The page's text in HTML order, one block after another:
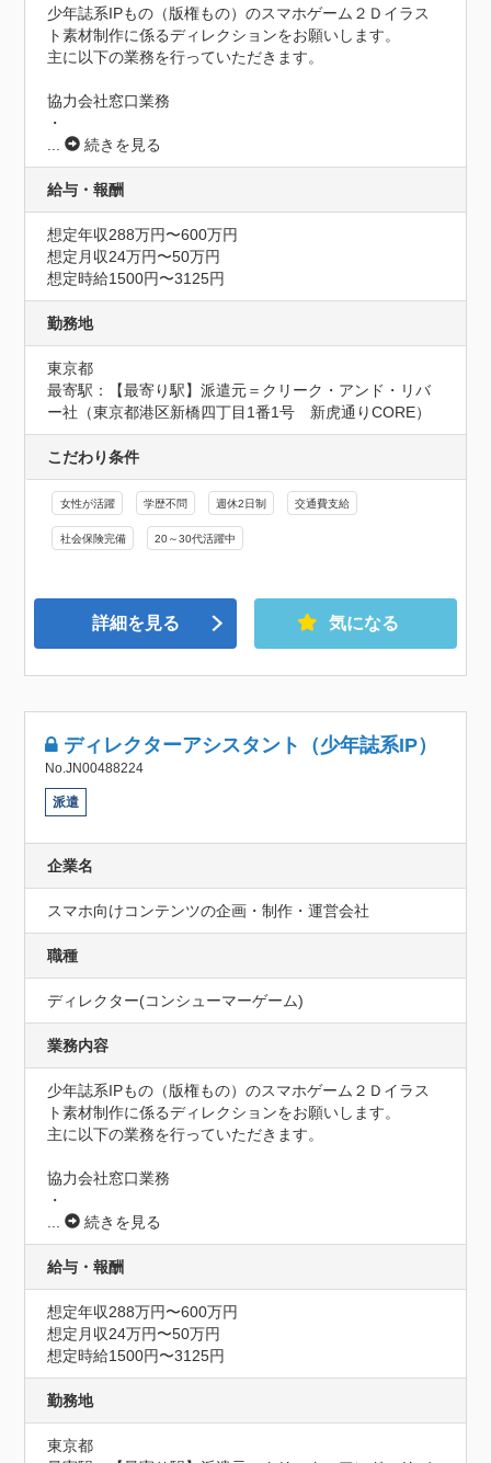
少年誌系IPもの（版権もの）のスマホゲーム２Ｄイラス
ト素材制作に係るディレクションをお願いします。
主に以下の業務を行っていただきます。
協力会社窓口業務
・
...
続きを見る
給与・報酬
想定年収288万円〜600万円
想定月収24万円〜50万円
想定時給1500円〜3125円
勤務地
東京都
最寄駅：【最寄り駅】派遣元＝クリーク・アンド・リバ
ー社（東京都港区新橋四丁目1番1号　新虎通りCORE）
こだわり条件
女性が活躍 学歴不問 週休2日制 交通費支給
社会保険完備 20～30代活躍中
詳細を見る 気になる
ディレクターアシスタント（少年誌系IP）
No.JN00488224
派遣
企業名
スマホ向けコンテンツの企画・制作・運営会社
職種
ディレクター(コンシューマーゲーム)
業務内容
少年誌系IPもの（版権もの）のスマホゲーム２Ｄイラス
ト素材制作に係るディレクションをお願いします。
主に以下の業務を行っていただきます。
協力会社窓口業務
・
...
続きを見る
給与・報酬
想定年収288万円〜600万円
想定月収24万円〜50万円
想定時給1500円〜3125円
勤務地
東京都